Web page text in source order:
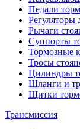
Педали
Регуляторы
Рычаги
Суппорты
Тормозные
Тросы
Цилиндры
Шланги и
Щитки
Трансмиссия